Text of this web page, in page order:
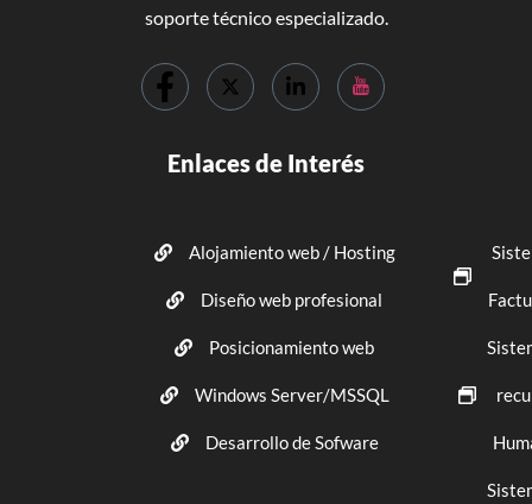
soporte técnico especializado.
Enlaces de Interés
Alojamiento web / Hosting
Diseño web profesional
Posicionamiento web
Windows Server/MSSQL
Desarrollo de Sofware